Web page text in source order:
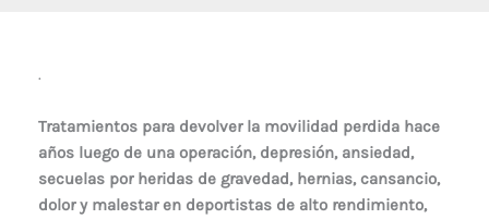
.
Tratamientos para devolver la movilidad perdida hace
años luego de una operación, depresión, ansiedad,
secuelas por heridas de gravedad, hernias, cansancio,
dolor y malestar en deportistas de alto rendimiento,